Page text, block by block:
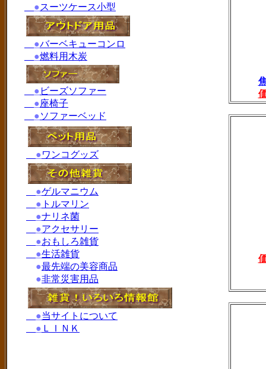
●スーツケース小型
●バーベキューコンロ
●燃料用木炭
● ビーズソファー
●座椅子
●ソファーベッド
●ワンコグッズ
●ゲルマニウム
● トルマリン
●ナリネ菌
●アクセサリー
●おもしろ雑貨
●生活雑貨
●最先端の美容商品
●非常災害用品
●当サイトについて
● ＬＩＮＫ